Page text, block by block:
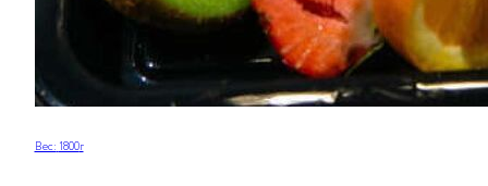
Вес: 1800г